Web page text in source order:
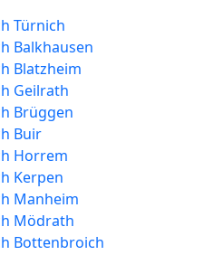
Türnich
Balkhausen
Blatzheim
Geilrath
Brüggen
Buir
Horrem
Kerpen
Manheim
Mödrath
Bottenbroich